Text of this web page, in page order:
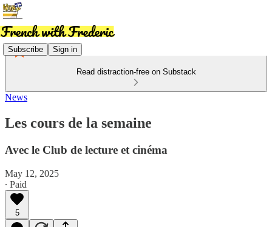
Subscribe Sign in
Read distraction-free on Substack
News
Les cours de la semaine
Avec le Club de lecture et cinéma
May 12, 2025
∙ Paid
5